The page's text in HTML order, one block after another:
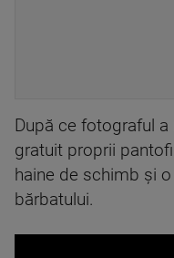
După ce fotograful
gratuit proprii
haine de schimb și
bărbatului.